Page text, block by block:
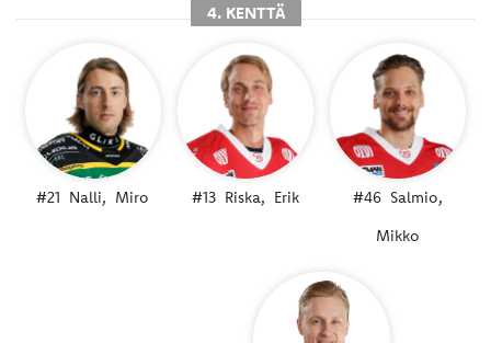
4. KENTTÄ
#21 Nalli, Miro #13 Riska, Erik #46 Salmio,
Mikko